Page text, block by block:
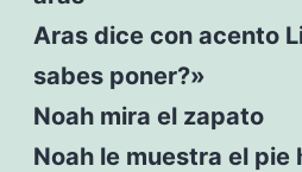
Aras dice con acento
sabes poner?»
Noah mira el zapato
Noah le muestra el pie